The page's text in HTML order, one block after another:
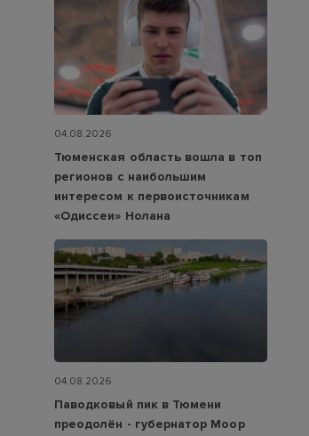
04.08.2026
Тюменская область вошла в топ
регионов с наибольшим
интересом к первоисточникам
«Одиссеи» Нолана
04.08.2026
Паводковый пик в Тюмени
преодолён - губернатор Моор